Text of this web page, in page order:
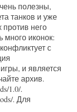
полезны,
танков и уже
против него
много иконок:
с
и является
архив.
1.0/.
. Для